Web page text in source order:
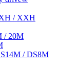
/ XXH
/ 20M
/ DS8M